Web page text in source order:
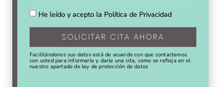
He leído y acepto la Política de Privacidad
SOLICITAR CITA AHORA
Facilitándonos sus datos está de acuerdo con que contactemos
con usted para informarle y darle una cita, como se refleja en el
nuestro apartado de ley de protección de datos